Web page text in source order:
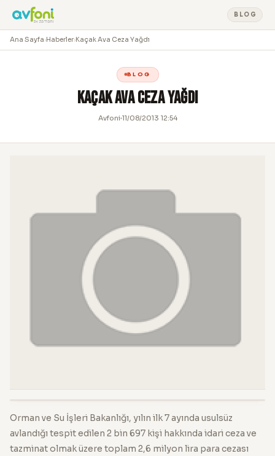
BLOG
Ana Sayfa›Haberler›Kaçak Ava Ceza Yağdı
BLOG
Kaçak Ava Ceza Yağdı
Avfoni 11/08/2013 12:54
Orman ve Su İşleri Bakanlığı, yılın ilk 7 ayında usulsüz
avlandığı tespit edilen 2 bin 697 kişi hakkında idari ceza ve
tazminat olmak üzere toplam 2,6 milyon lira para cezası